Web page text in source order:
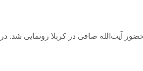
آیت‌الله صافی در کربلا رونمایی شد.